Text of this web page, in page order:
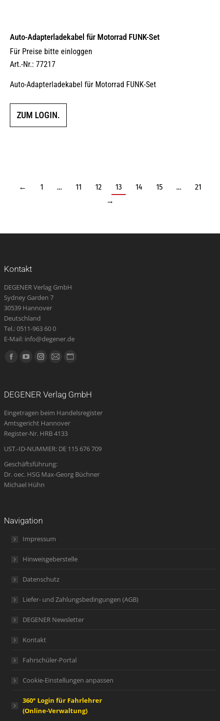
Auto-Adapterladekabel für Motorrad FUNK-Set
Für Preise bitte einloggen
Art.-Nr.: 77217
Auto-Adapterladekabel für Motorrad FUNK-Set
ZUM LOGIN.
← 1 … 11 12 13 14 15 …
21
→
Kontakt
DEGENER Verlag GmbH
Sydney Garden 7
30539 Hannover
Deutschland
Tel.: 0511-963 60 0
E-Mail: info@degener.de
Finden Sie uns auf:
Facebook
new
window
YouTube
new
window
Instagram
new
window
E-
opens
in
new
Website
new
DEGENER Verlag GmbH
Eingetragen beim Handelsregister
Amtsgericht Hannover
Register-Nr. HRB 4133
UST.-ID-NUMMER: DE 115 676 709
Geschäftsführung:
Dr. oec. HSG Max-Georg Büchner
Michael Hühn
Navigation
Impressum
Hinweisgeberstelle
Datenschutz
Liefer- und Zahlungsbedingungen (AGB)
DEGENER Newsletter
Kontakt
Fahrschüler-Portal
Cookie-Einstellungen anpassen
360° Login für Fahrlehrer
(Online-Verwaltung)